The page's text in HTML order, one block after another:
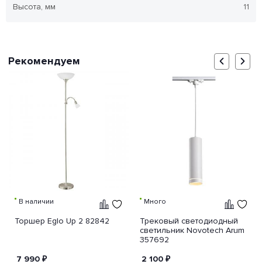
Высота, мм
11
Рекомендуем
В наличии
Торшер Eglo Up 2 82842
7 990 ₽
Много
Трековый светодиодный
светильник Novotech Arum
357692
2 100 ₽